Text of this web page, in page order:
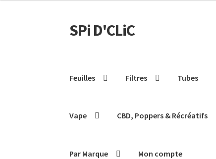
SPi D'CLiC
Feuilles Filtres Tubes
Vape CBD, Poppers & Récréatifs
Par Marque Mon compte